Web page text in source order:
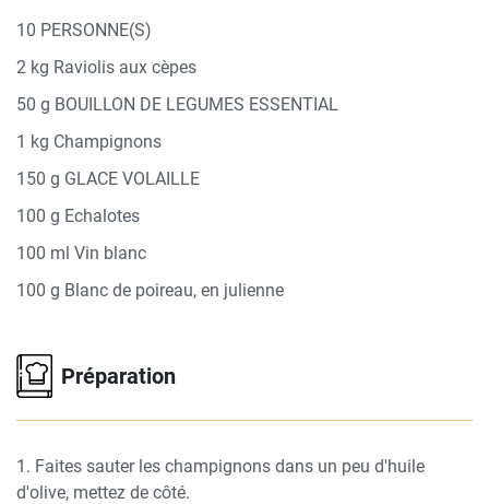
10 PERSONNE(S)
2 kg Raviolis aux cèpes
50 g BOUILLON DE LEGUMES ESSENTIAL
1 kg Champignons
150 g GLACE VOLAILLE
100 g Echalotes
100 ml Vin blanc
100 g Blanc de poireau, en julienne
Préparation
1. Faites sauter les champignons dans un peu d'huile
d'olive, mettez de côté.